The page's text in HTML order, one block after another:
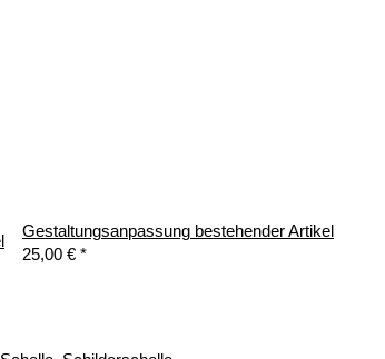
Gestaltungsanpassung bestehender Artikel
25,00 € *